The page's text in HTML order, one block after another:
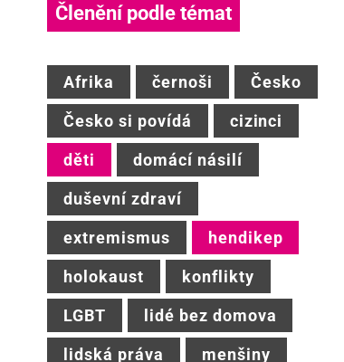
Členění podle témat
Afrika černoši Česko
Česko si povídá cizinci
děti domácí násilí
duševní zdraví
extremismus hendikep
holokaust konflikty
LGBT lidé bez domova
lidská práva menšiny